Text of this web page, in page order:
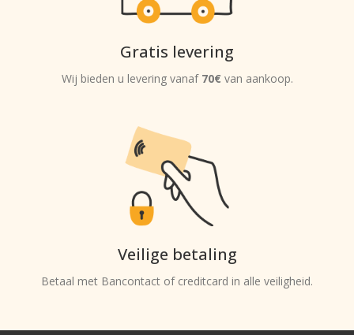
Gratis levering
Wij bieden u levering vanaf 70€ van aankoop.
Veilige betaling
Betaal met Bancontact of creditcard in alle veiligheid.